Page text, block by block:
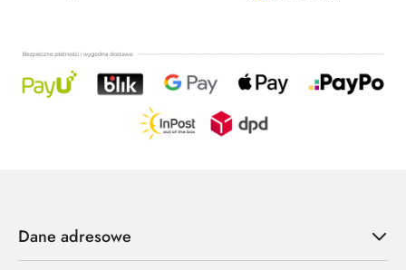
Dane adresowe